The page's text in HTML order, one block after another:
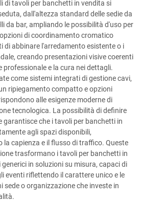
di tavoli per banchetti in vendita si
dall'altezza standard delle sedie da
da bar, ampliando le possibilità d'uso per
di coordinamento cromatico
di abbinare l'arredamento esistente o i
creando presentazioni visive coerenti
e la cura nei dettagli.
come sistemi integrati di gestione cavi,
ripiegamento compatto e opzioni
alle esigenze moderne di
tecnologica. La possibilità di definire
garantisce che i tavoli per banchetti in
agli spazi disponibili,
capienza e il flusso di traffico. Queste
trasformano i tavoli per banchetti in
in soluzioni su misura, capaci di
eventi riflettendo il carattere unico e le
sede o organizzazione che investe in